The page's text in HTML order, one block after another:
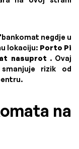
negdje u
lokaciju: Porto Pi
nasuprot . Ovaj
rizik od
na